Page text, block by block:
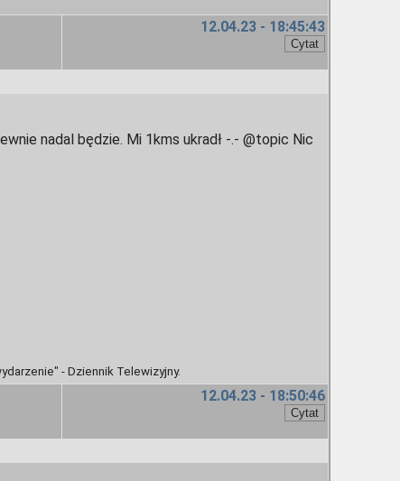
12.04.23 - 18:45:43
nadal będzie. Mi 1kms ukradł -.- @topic Nic
- Dziennik Telewizyjny.
12.04.23 - 18:50:46